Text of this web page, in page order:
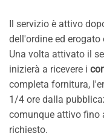
Il servizio è attivo
dell'ordine ed
Una volta attivato il
inizierà a ricevere i
completa fornitura,
1/4 ore dalla
comunque attivo fino
richiesto.